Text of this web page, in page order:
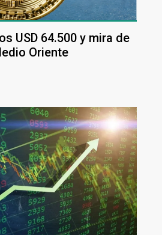
USD 64.500 y mira de
Oriente